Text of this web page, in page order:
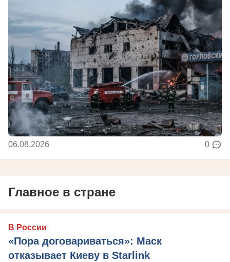
06.08.2026 0
Главное в стране
В России
«Пора договариваться»: Маск
отказывает Киеву в Starlink